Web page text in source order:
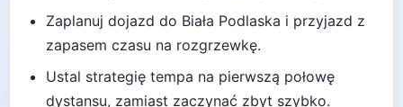
Zaplanuj dojazd do Biała Podlaska i przyjazd z
zapasem czasu na rozgrzewkę.
Ustal strategię tempa na pierwszą połowę
dystansu, zamiast zaczynać zbyt szybko.